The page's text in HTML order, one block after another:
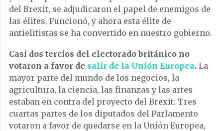
del Brexit, se adjudicaron el papel de enemigos de
las élites. Funcionó, y ahora esta élite de
antielitistas se ha convertido en nuestro gobierno.
Casi dos tercios del electorado británico no
votaron a favor de salir de la Unión Europea. La
mayor parte del mundo de los negocios, la
agricultura, la ciencia, las finanzas y las artes
estaban en contra del proyecto del Brexit. Tres
cuartas partes de los diputados del Parlamento
votaron a favor de quedarse en la Unión Europea,